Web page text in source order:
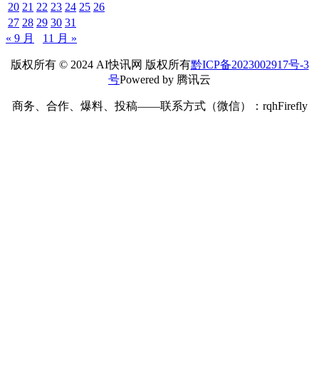
20 21 22 23 24 25 26
27 28 29 30 31
« 9 月
11 月 »
版权所有 © 2024 AI快讯网 版权所有黔ICP备2023002917号-3
号Powered by 腾讯云
商务、合作、爆料、投稿——联系方式（微信）：rqhFirefly